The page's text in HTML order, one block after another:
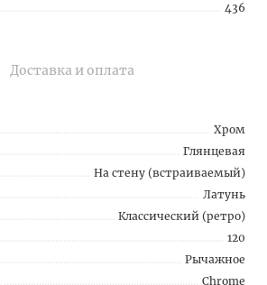
436
Доставка и оплата
Хром
Глянцевая
На стену (встраиваемый)
Латунь
Классический (ретро)
120
Рычажное
Chrome